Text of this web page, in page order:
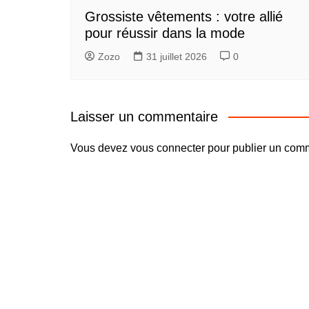
Grossiste vêtements : votre allié
pour réussir dans la mode
Zozo 31 juillet 2026 0
Laisser un commentaire
Vous devez vous connecter pour publier un